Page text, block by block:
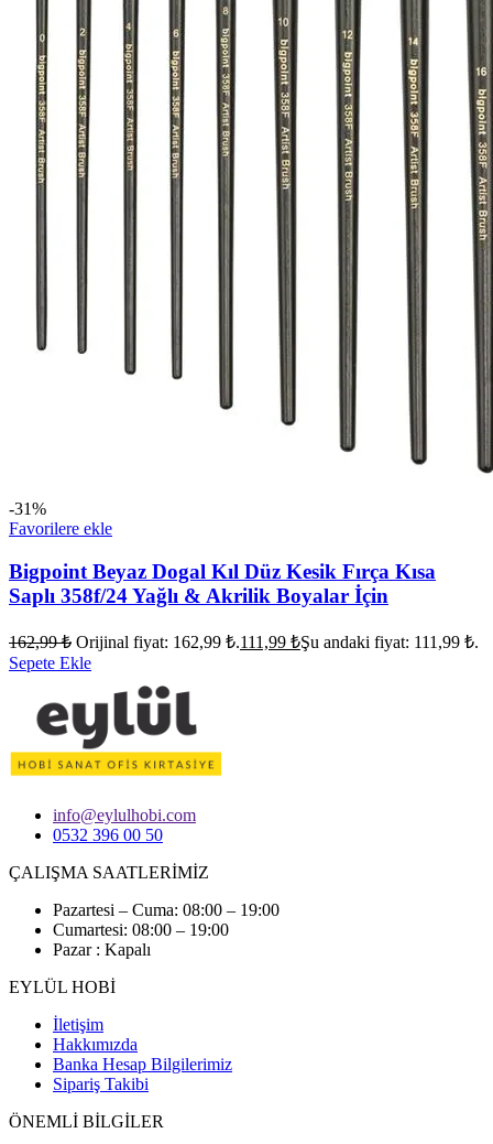
-31%
Favorilere ekle
Bigpoint Beyaz Dogal Kıl Düz Kesik Fırça Kısa
Saplı 358f/24 Yağlı & Akrilik Boyalar İçin
162,99₺ Orijinal fiyat: 162,99 ₺.111,99 ₺Şu andaki fiyat: 111,99 ₺.
Sepete Ekle
info@eylulhobi.com
0532 396 00 50
ÇALIŞMA SAATLERİMİZ
Pazartesi – Cuma: 08:00 – 19:00
Cumartesi: 08:00 – 19:00
Pazar : Kapalı
EYLÜL HOBİ
İletişim
Hakkımızda
Banka Hesap Bilgilerimiz
Sipariş Takibi
ÖNEMLİ BİLGİLER